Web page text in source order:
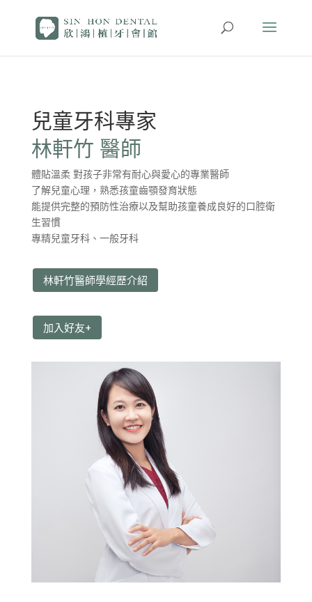
兒童牙科專家
林軒竹 醫師
體貼溫柔 對孩子非常有耐心與愛心的專業醫師
了解兒童心理，熟悉孩童齒顎發育狀態
能提供完整的預防性治療以及幫助孩童養成良好的口腔衛
生習慣
專精兒童牙科、一般牙科
林軒竹醫師學經歷介紹
加入好友+